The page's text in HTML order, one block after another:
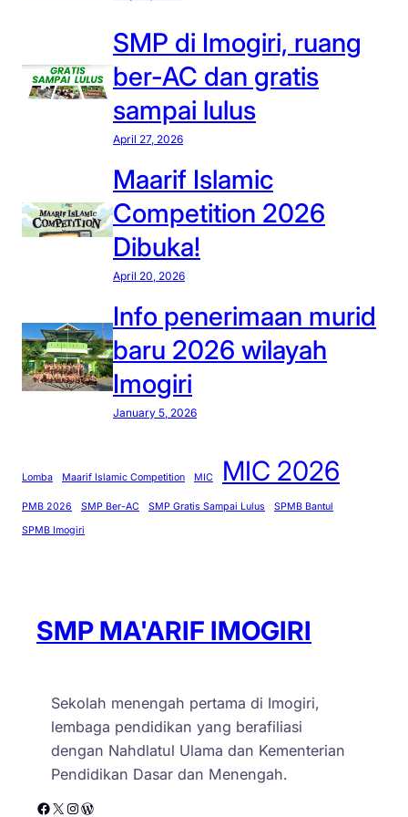
p
e
l
a
j
M
u
s
h
l
a
A
l
-
H
i
a
a
y
a
h
s
a
n
i
-
b
u
l
l
y
n
g
P
P
A
n
t
S
M
r
SMP di Imogiri, ruang
ber-AC dan gratis
sampai lulus
April 27, 2026
Maarif Islamic
Competition 2026
Dibuka!
April 20, 2026
Info penerimaan murid
baru 2026 wilayah
Imogiri
January 5, 2026
Lomba Maarif Islamic Competition MIC MIC 2026
PMB 2026 SMP Ber-AC SMP Gratis Sampai Lulus
SPMB Bantul
SPMB Imogiri
SMP MA'ARIF IMOGIRI
Sekolah menengah pertama di Imogiri,
lembaga pendidikan yang berafiliasi
dengan Nahdlatul Ulama dan Kementerian
Pendidikan Dasar dan Menengah.
Facebook X Instagram WordPress